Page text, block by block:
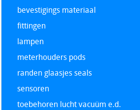
bevestigings materiaal
fittingen
lampen
meterhouders pods
randen glaasjes seals
sensoren
toebehoren lucht vacuüm e.d.